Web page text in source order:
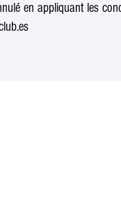
en appliquant les